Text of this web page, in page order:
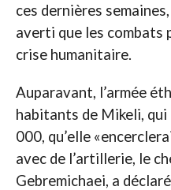
ces dernières
averti que les combats
crise humanitaire.
Auparavant, l’armée
habitants de Mikeli,
000, qu’elle
avec de l’artillerie, le
Gebremichaei, a